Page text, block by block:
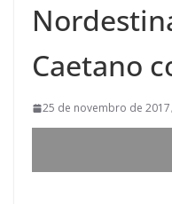
Caetano
25 de novembro de 2017